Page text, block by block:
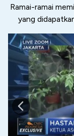
Ramai-ramai
yang